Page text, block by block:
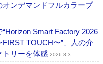
ンデマンドフルカラープ
Smart Factory 2026
TOUCH〜”、人の介
トリーを体感 2026.8.3